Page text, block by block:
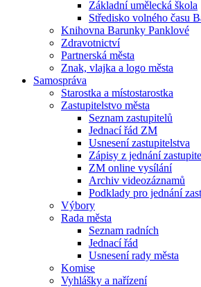
Základní umělecká škola
Středisko volného času
Knihovna Barunky Panklové
Zdravotnictví
Partnerská města
Znak, vlajka a logo města
Samospráva
Starostka a místostarostka
Zastupitelstvo města
Seznam zastupitelů
Jednací řád ZM
Usnesení zastupitelstva
Zápisy z jednání
ZM online vysílání
Archiv videozáznamů
Podklady pro jednání
Výbory
Rada města
Seznam radních
Jednací řád
Usnesení rady města
Komise
Vyhlášky a nařízení